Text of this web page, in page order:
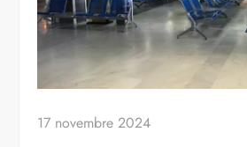
17 novembre 2024